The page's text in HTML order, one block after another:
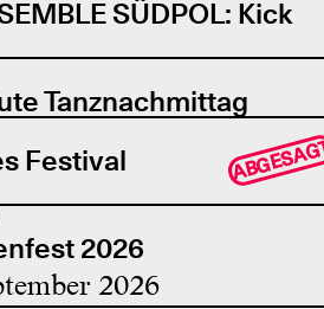
SÜDPOL: Kick
Tanznachmittag
Festival
2026
2026